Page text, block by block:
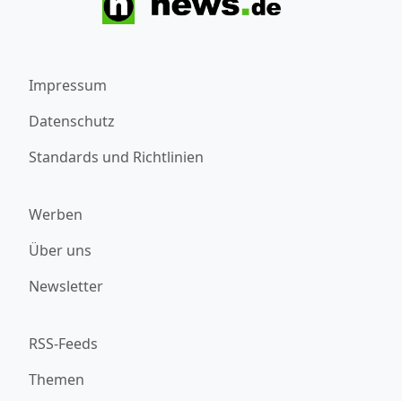
Impressum
Datenschutz
Standards und Richtlinien
Werben
Über uns
Newsletter
RSS-Feeds
Themen